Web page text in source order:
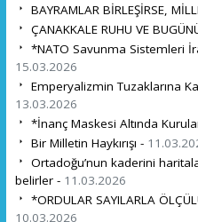
BAYRAMLAR BİRLEŞİRSE,
ÇANAKKALE RUHU VE
*NATO Savunma Sistemleri
15.03.2026
Emperyalizmin Tuzaklarına
13.03.2026
*İnanç Maskesi Altında
Bir Milletin Haykırışı -
Ortadoğu’nun kaderini
belirler - 11.03.2026
*ORDULAR SAYILARLA
10.03.2026